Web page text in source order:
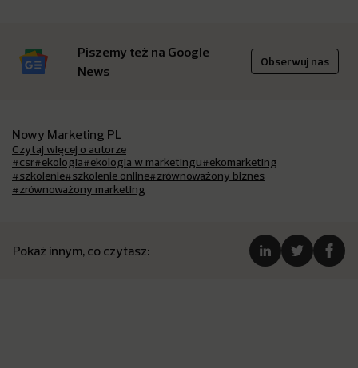
Piszemy też na Google
News
Obserwuj nas
Nowy Marketing PL
Czytaj więcej o autorze
#csr#ekologia#ekologia w marketingu#ekomarketing
#szkolenie#szkolenie online#zrównoważony biznes
#zrównoważony marketing
Pokaż innym, co czytasz: